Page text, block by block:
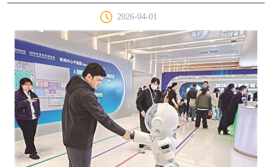
2026-04-01